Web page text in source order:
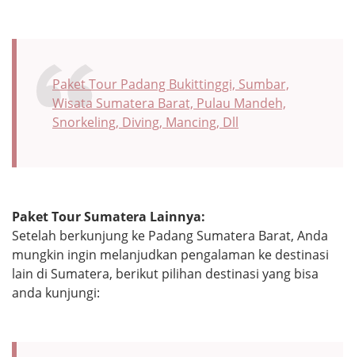
Paket Tour Padang Bukittinggi, Sumbar,
Wisata Sumatera Barat, Pulau Mandeh,
Snorkeling, Diving, Mancing, Dll
Paket Tour Sumatera Lainnya:
Setelah berkunjung ke Padang Sumatera Barat, Anda
mungkin ingin melanjudkan pengalaman ke destinasi
lain di Sumatera, berikut pilihan destinasi yang bisa
anda kunjungi: